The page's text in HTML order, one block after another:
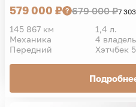
579 000 ₽ 679 000 ₽7
145 867 км 1,4 л.
Механика
4
Передний
Хэтчбек